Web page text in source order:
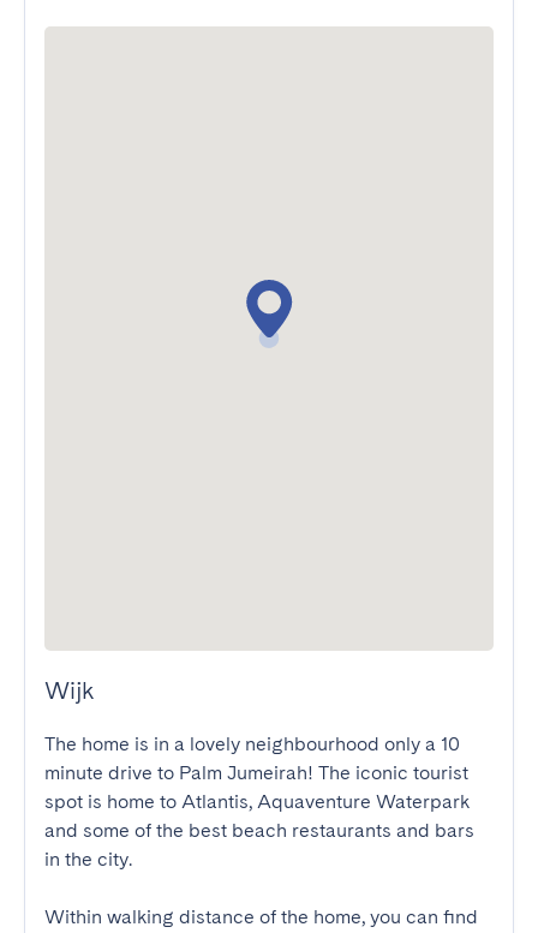
Wijk
The home is in a lovely neighbourhood only a 10
minute drive to Palm Jumeirah! The iconic tourist
spot is home to Atlantis, Aquaventure Waterpark
and some of the best beach restaurants and bars
in the city.
Within walking distance of the home, you can find